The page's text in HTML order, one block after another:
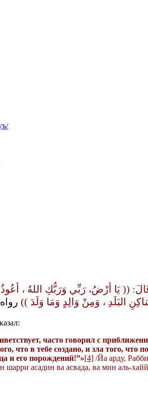
قَالَ: (( يَا أرْضُ، رَبِّي وَرَبُّكِ اللهُ ،
البَلَدِ ، وَمِنْ وَالِدٍ وَمَا وَلَدَ ))
часто говорил с
что в тебе создано, и зла того, что
и его порождений!”»[4] /Йа арду,
асадин ва асвада, ва мин аль-